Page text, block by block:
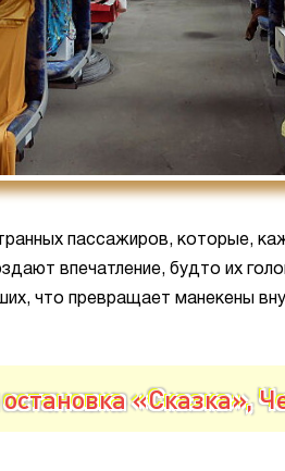
пассажиров, которые,
впечатление, будто их
что превращает манекены
«Сказка»,